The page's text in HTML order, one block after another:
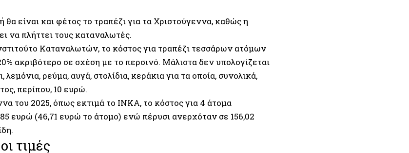
θα είναι και φέτος το τραπέζι για τα Χριστούγεννα, καθώς η
να πλήττει τους καταναλωτές.
Καταναλωτών, το κόστος για τραπέζι τεσσάρων ατόμων
ακριβότερο σε σχέση με το περσινό. Μάλιστα δεν υπολογίζεται
λεμόνια, ρεύμα, αυγά, στολίδια, κεράκια για τα οποία, συνολικά,
περίπου, 10 ευρώ.
του 2025, όπως εκτιμά το ΙΝΚΑ, το κόστος για 4 άτομα
ευρώ (46,71 ευρώ το άτομο) ενώ πέρυσι ανερχόταν σε 156,02
τιμές